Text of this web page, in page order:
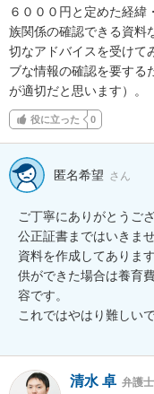
６０００円と定めた経緯
族関係の確認できる資料
切なアドバイスを受けて
ブな情報の確認を要する
が適切だと思います）。
役に立った 0
匿名希望 さん
ご丁寧にありがとうご
公正証書まではいきま
資料を作成してありま
供ができた場合は養育
容です。
これではやはり難しい
清水 卓 弁護士